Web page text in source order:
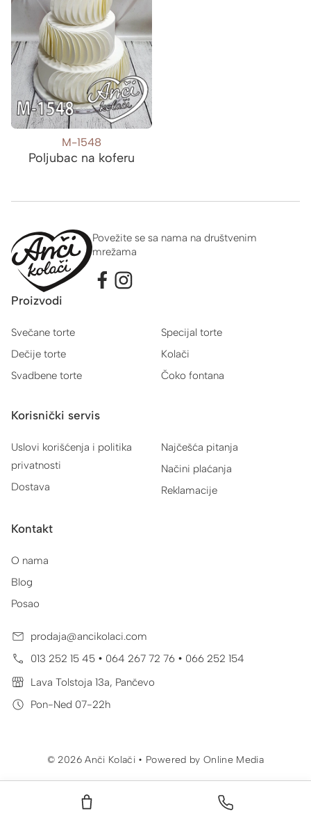
M-1548
Poljubac na koferu
Povežite se sa nama na društvenim
mrežama
Proizvodi
Svečane torte
Dečije torte
Svadbene torte
Specijal torte
Kolači
Čoko fontana
Korisnički servis
Uslovi korišćenja i politika
privatnosti
Dostava
Najčešća pitanja
Načini plaćanja
Reklamacije
Kontakt
O nama
Blog
Posao
prodaja@ancikolaci.com
013 252 15 45 • 064 267 72 76 • 066 252 154
Lava Tolstoja 13a, Pančevo
Pon-Ned 07-22h
© 2026 Anči Kolači • Powered by Online Media